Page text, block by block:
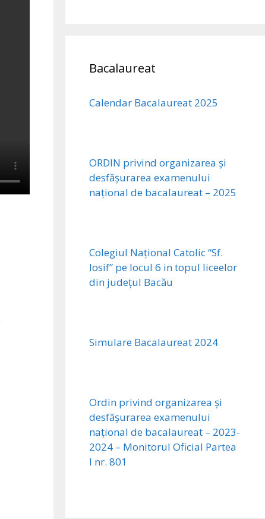
Bacalaureat
Calendar Bacalaureat 2025
ORDIN privind organizarea și
desfășurarea examenului
național de bacalaureat – 2025
Colegiul Național Catolic “Sf.
Iosif” pe locul 6 in topul liceelor
din județul Bacău
Simulare Bacalaureat 2024
Ordin privind organizarea și
desfășurarea examenului
național de bacalaureat – 2023-
2024 – Monitorul Oficial Partea
I nr. 801